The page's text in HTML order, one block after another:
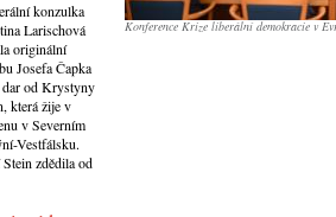
Konference Krize liberální demokracie v
konzulka
Larischová
originální
Josefa Čapka
od Krystyny
která žije v
v Severním
Vestfálsku.
Stein zdědila od